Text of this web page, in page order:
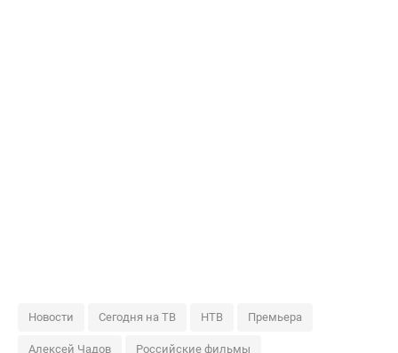
Новости Сегодня на ТВ НТВ Премьера
Алексей Чадов Российские фильмы